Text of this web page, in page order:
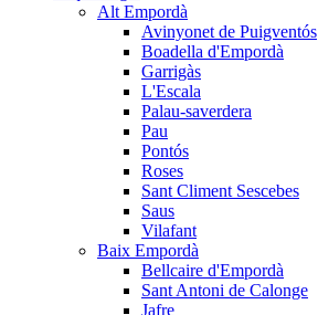
Alt Empordà
Avinyonet de Puigventós
Boadella d'Empordà
Garrigàs
L'Escala
Palau-saverdera
Pau
Pontós
Roses
Sant Climent Sescebes
Saus
Vilafant
Baix Empordà
Bellcaire d'Empordà
Sant Antoni de Calonge
Jafre